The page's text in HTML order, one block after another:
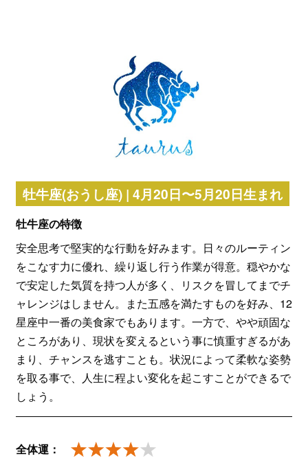
牡牛座(おうし座) | 4月20日〜5月20日生まれ
牡牛座の特徴
安全思考で堅実的な行動を好みます。日々のルーティン
をこなす力に優れ、繰り返し行う作業が得意。穏やかな
で安定した気質を持つ人が多く、リスクを冒してまでチ
ャレンジはしません。また五感を満たすものを好み、12
星座中一番の美食家でもあります。一方で、やや頑固な
ところがあり、現状を変えるという事に慎重すぎるがあ
まり、チャンスを逃すことも。状況によって柔軟な姿勢
を取る事で、人生に程よい変化を起こすことができるで
しょう。
全体運：